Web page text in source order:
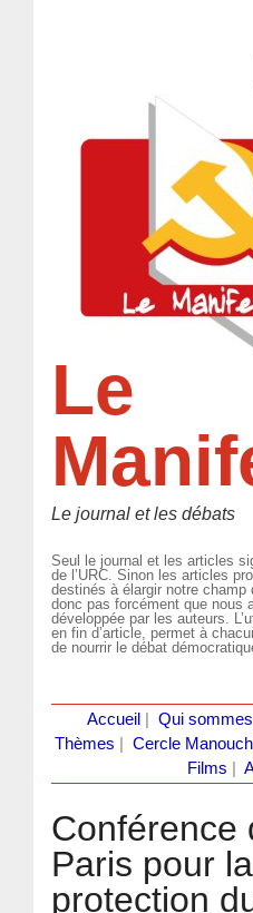
Le
Le journal et les débats
Seul le journal et les articles
de l’URC. Sinon les articles
destinés à élargir notre
donc pas forcément que nous
développée par les auteurs.
en fin d’article, permet à
de nourrir le débat
Accueil Qui
Thèmes
Cercle
Films
Conférence
Paris pour la
protection